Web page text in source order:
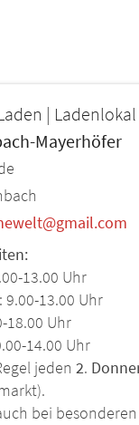
|
Mayerhöfer
13.00 Uhr
13.00 Uhr
18.00 Uhr
14.00 Uhr
jeden 2.
bei